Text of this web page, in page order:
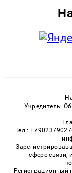
Учредитель:
Тел.:
сфере связи,